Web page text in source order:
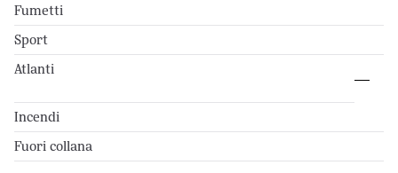
Fumetti
Sport
Atlanti
Incendi
Fuori collana